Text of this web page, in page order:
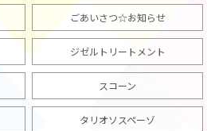
ごあいさつ☆お知らせ
ジゼルトリートメント
スコーン
タリオソスペーゾ